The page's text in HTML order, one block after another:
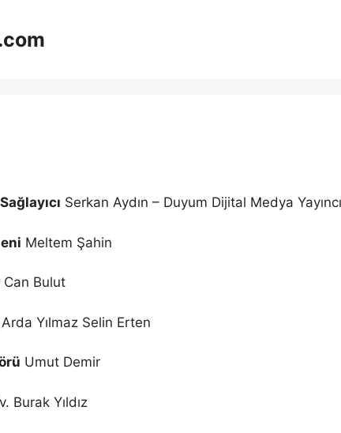
Serkan Aydın – Duyum Dijital Medya
Meltem Şahin
Can Bulut
Yılmaz Selin Erten
Umut Demir
Burak Yıldız